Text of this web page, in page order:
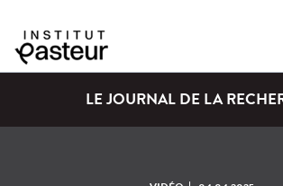
LE JOURNAL DE LA